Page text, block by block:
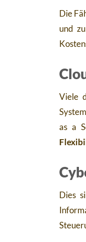
Die
und
Viele
as a
Dies